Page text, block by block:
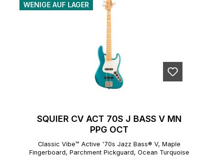
WENIGE AUF LAGER
SQUIER CV ACT 70S J BASS V MN
PPG OCT
Classic Vibe™ Active '70s Jazz Bass® V, Maple
Fingerboard, Parchment Pickguard, Ocean Turquoise